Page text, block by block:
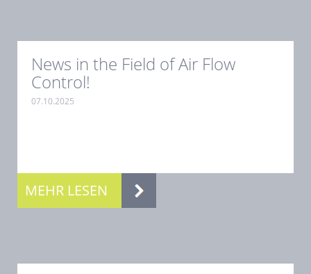
News in the Field of Air Flow
Control!
07.10.2025
MEHR LESEN